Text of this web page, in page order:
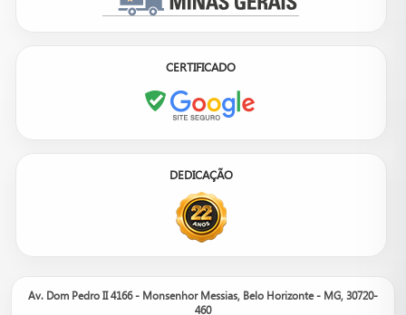
CERTIFICADO
DEDICAÇÃO
Av. Dom Pedro II 4166 - Monsenhor Messias, Belo Horizonte - MG, 30720-
460